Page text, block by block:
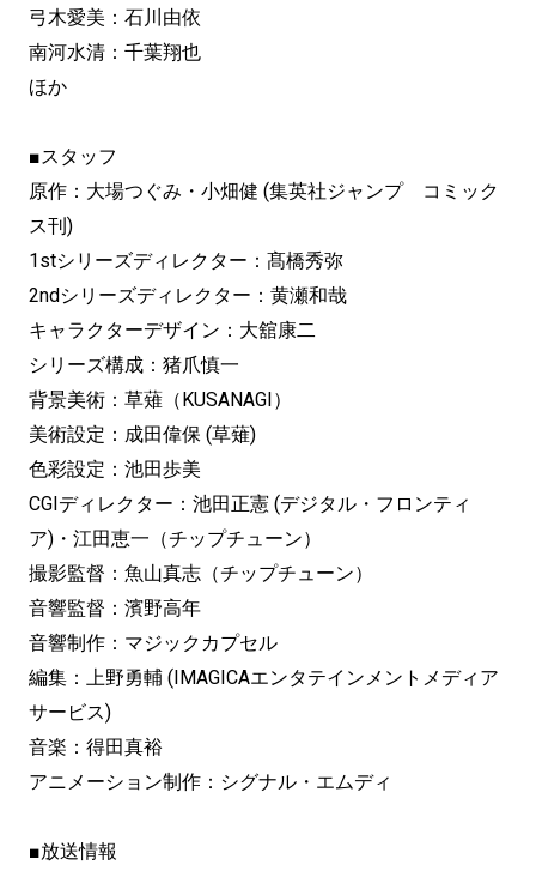
弓木愛美：石川由依
南河水清：千葉翔也
ほか
■スタッフ
原作：大場つぐみ・小畑健 (集英社ジャンプ コミック
ス刊)
1stシリーズディレクター：髙橋秀弥
2ndシリーズディレクター：黄瀬和哉
キャラクターデザイン：大舘康二
シリーズ構成：猪爪慎一
背景美術：草薙（KUSANAGI）
美術設定：成田偉保 (草薙)
色彩設定：池田歩美
CGIディレクター：池田正憲 (デジタル・フロンティ
ア)・江田恵一（チップチューン）
撮影監督：魚山真志（チップチューン）
音響監督：濱野高年
音響制作：マジックカプセル
編集：上野勇輔 (IMAGICAエンタテインメントメディア
サービス)
音楽：得田真裕
アニメーション制作：シグナル・エムディ
■放送情報